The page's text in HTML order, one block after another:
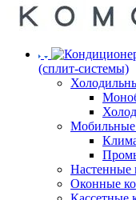
(сплит-системы)
Настенные
Оконные